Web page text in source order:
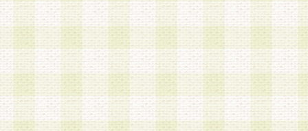
のとします。
第5条 会員の登録情報
1.当社は、会員の登録情報に含まれる氏名・住所
アドレス等会員個人を識別できる情報を当社が別
シーポリシー
」に基づき適切に取り扱うものとし
は、当該個人情報を以下の各号に定める目的に利
す。なお、これら事項以外の目的で個人情報を利